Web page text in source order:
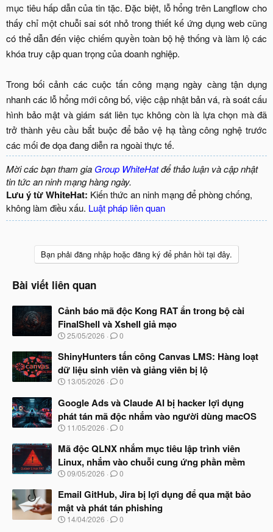
mục tiêu hấp dẫn của tin tặc. Đặc biệt, lỗ hổng trên Langflow cho
thấy chỉ một chuỗi sai sót nhỏ trong thiết kế ứng dụng web cũng
có thể dẫn đến việc chiếm quyền toàn bộ hệ thống và làm lộ các
khóa truy cập quan trọng của doanh nghiệp.
Trong bối cảnh các cuộc tấn công mạng ngày càng tận dụng
nhanh các lỗ hổng mới công bố, việc cập nhật bản vá, rà soát cấu
hình bảo mật và giám sát liên tục không còn là lựa chọn mà đã
trở thành yêu cầu bắt buộc để bảo vệ hạ tầng công nghệ trước
các mối đe dọa đang diễn ra ngoài thực tế.​
Mời các bạn tham gia Group WhiteHatđể thảo luận và cập nhật
tin tức an ninh mạng hàng ngày.
Lưu ý từ WhiteHat: Kiến thức an ninh mạng để phòng chống,
không làm điều xấu. Luật pháp liên quan
Bạn phải đăng nhập hoặc đăng ký để phản hồi tại đây.
Bài viết liên quan
Cảnh báo mã độc Kong RAT ẩn trong bộ cài
FinalShell và Xshell giả mạo
N
à
b
ắ
đ
ầ
u
25/05/2026 0
ShinyHunters tấn công Canvas LMS: Hàng loạt
dữ liệu sinh viên và giảng viên bị lộ
N
à
y
b
ắ
đ
ầ
u
13/05/2026 0
Google Ads và Claude AI bị hacker lợi dụng
phát tán mã độc nhắm vào người dùng macOS
N
à
b
ắ
đ
ầ
u
11/05/2026 0
Mã độc QLNX nhắm mục tiêu lập trình viên
Linux, nhắm vào chuỗi cung ứng phần mềm
N
à
b
ắ
09/05/2026 0
Email GitHub, Jira bị lợi dụng để qua mặt bảo
mật và phát tán phishing
N
14/04/2026 0